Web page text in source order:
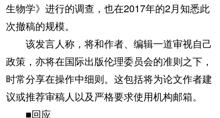
生物学》进行的调查，也在2017年的2月知悉此
次撤稿的规模。
该发言人称，将和作者、编辑一道审视自己
政策，亦将在国际出版伦理委员会的准则之下，
时常分享在操作中细则。这包括将为论文作者建
议或推荐审稿人以及严格要求使用机构邮箱。
■回应